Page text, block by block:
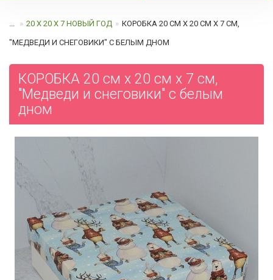
... 20 Х 20 Х 7 НОВЫЙ ГОД КОРОБКА 20 СМ Х 20 СМ Х 7 СМ,
"МЕДВЕДИ И СНЕГОВИКИ" C БЕЛЫМ ДНОМ
КОРОБКА 20 см х 20 см х 7 см,
"Медведи и снеговики" c белым
дном